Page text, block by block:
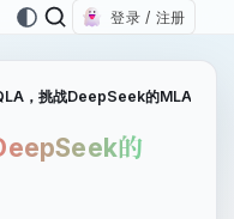
登录 / 注册
，挑战DeepSeek的MLA、
的